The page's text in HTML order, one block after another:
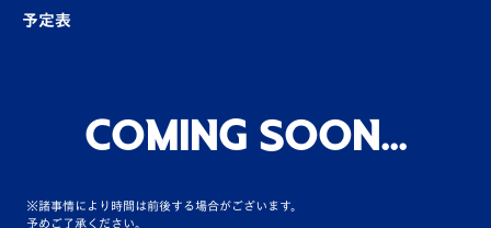
ームMOM選手にインタビ…
予定表
Coming Soon...
※諸事情により時間は前後する場合がございます。
予めご了承ください。